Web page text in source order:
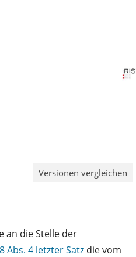
Versionen vergleichen
an die Stelle der
Abs. 4 letzter Satz die vom